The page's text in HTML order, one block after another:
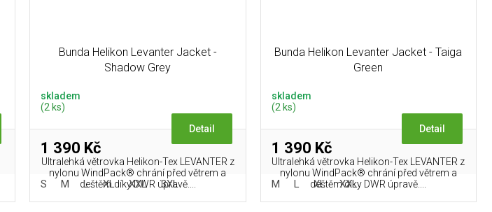
Bunda Helikon Levanter Jacket -
Shadow Grey
skladem
(2 ks)
1 390 Kč
Detail
Ultralehká větrovka Helikon-Tex LEVANTER z
nylonu WindPack® chrání před větrem a
deštěm díky DWR úpravě....
S M L XL XXL 3XL
Bunda Helikon Levanter Jacket - Taiga
Green
skladem
(2 ks)
1 390 Kč
Detail
Ultralehká větrovka Helikon-Tex LEVANTER z
nylonu WindPack® chrání před větrem a
deštěm díky DWR úpravě....
M L XL XXL